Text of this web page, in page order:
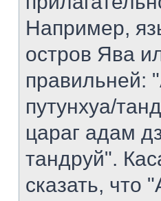
Например,
остров Ява
правильней:
путунхуа/
цараг адам
тандруй".
сказать, что